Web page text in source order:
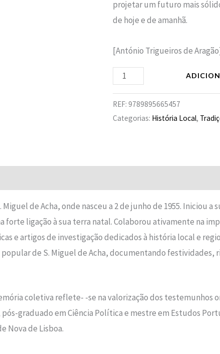
projetar um futuro mais
de hoje e de amanhã.
[António Trigueiros de
REF: 9789895665457
Categorias: História Local,
de Acha, onde nasceu a 2 de junho de 1955. Iniciou a
forte ligação à sua terra natal. Colaborou ativamente na
e artigos de investigação dedicados à história local e
de S. Miguel de Acha, documentando festividades,
coletiva reflete- -se na valorização dos testemunhos
graduado em Ciência Política e mestre em Estudos
Nova de Lisboa.